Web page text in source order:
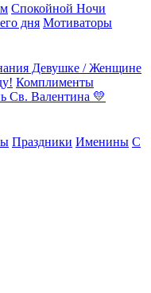
Спокойной Ночи
дня Мотиваторы
Девушке / Женщине
Комплименты
Св. Валентина 💛
Праздники Именины С